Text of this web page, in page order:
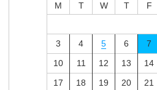
M T W T F
3
4 5 6 7
10
11 12 13 14
17
18 19 20 21